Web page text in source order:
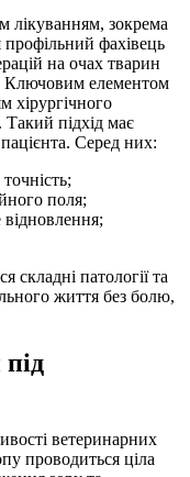
лікуванням, зокрема
фахівець
на очах тварин
Ключовим елементом
хірургічного
підхід має
Серед них:
поля;
складні патології та
життя без болю,
ветеринарних
проводиться ціла